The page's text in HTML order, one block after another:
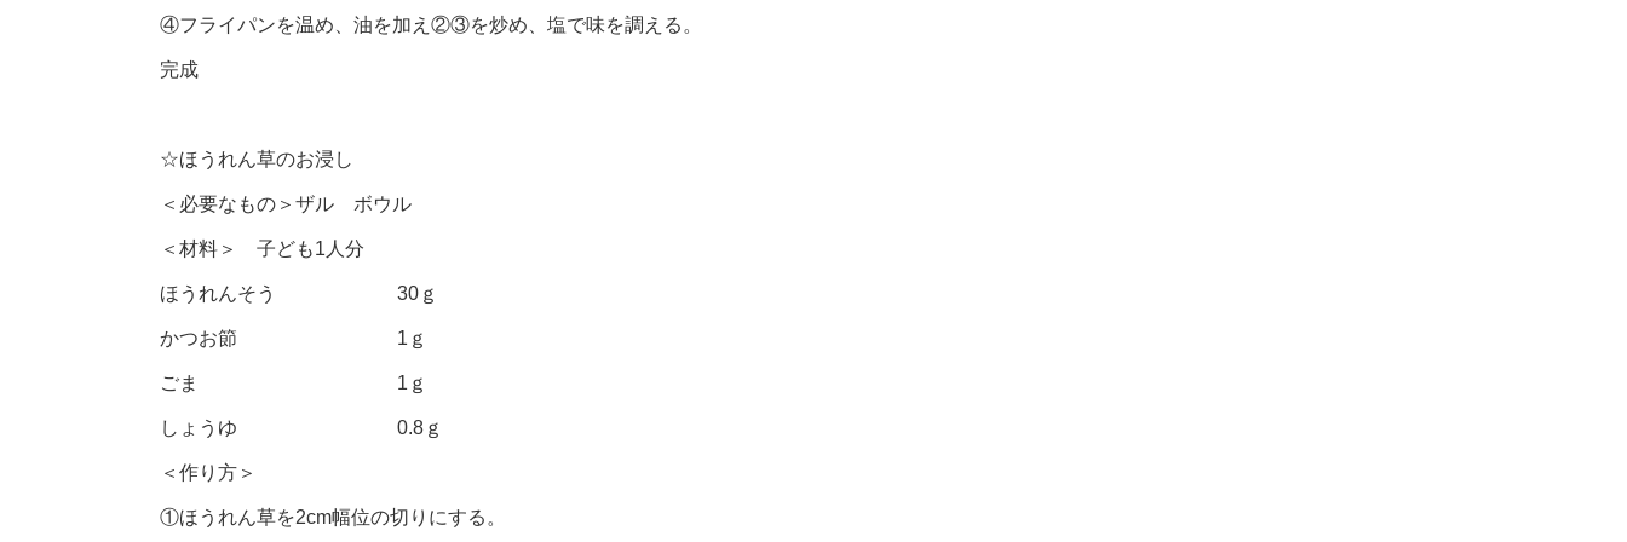
④フライパンを温め、油を加え②③を炒め、塩で味を調える。
完成
☆ほうれん草のお浸し
＜必要なもの＞ザル ボウル
＜材料＞ 子ども1人分
ほうれんそう 30ｇ
かつお節 1ｇ
ごま 1ｇ
しょうゆ 0.8ｇ
＜作り方＞
①ほうれん草を2cm幅位の切りにする。